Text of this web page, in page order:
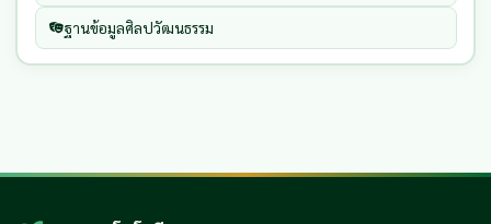
ฐานข้อมูลศิลปวัฒนธรรม